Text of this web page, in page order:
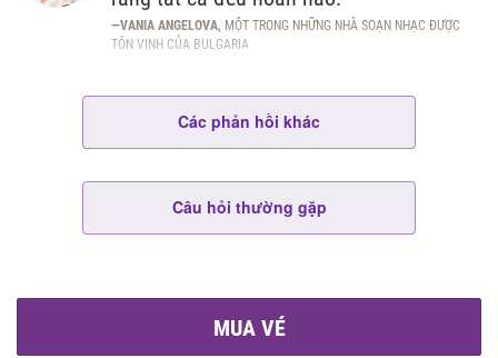
—VANIA ANGELOVA, MỘT TRONG NHỮNG NHÀ SOẠN NHẠC ĐƯỢC
TÔN VINH CỦA BULGARIA
Các phản hồi khác
Câu hỏi thường gặp
MUA VÉ